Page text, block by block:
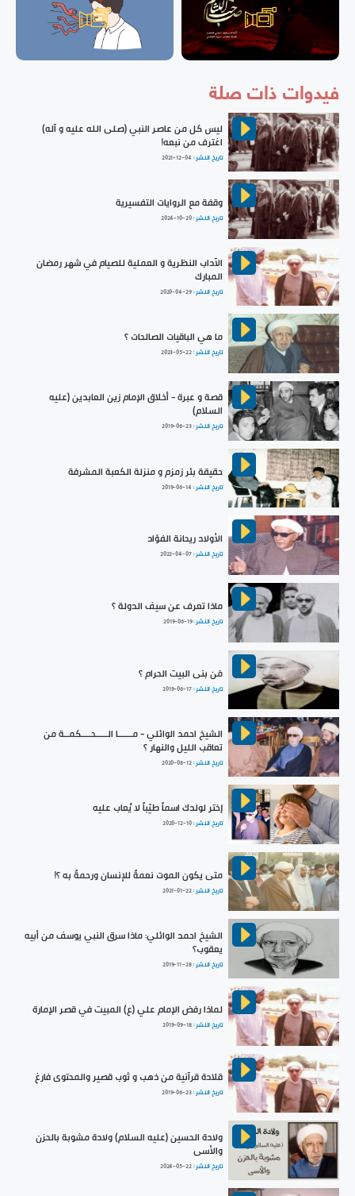
فيدوات ذات صلة
ليس كل من عاصر النبي (صلى الله عليه و آله)
اغترف من نبعه!
تاريخ النشر : 2021-12-04
وقفة مع الروايات التفسيرية
تاريخ النشر :2024-10-20
الآداب النظرية و العملية للصيام في شهر رمضان
المبارك
تاريخ النشر :2020-04-29
ما هي الباقيات الصالحات ؟
تاريخ النشر :2023-05-22
قصة و عبرة - أخلاق الإمام زين العابدين (عليه
السلام)
تاريخ النشر :2019-06-23
حقيقة بئر زمزم و منزلة الكعبة المشرفة
تاريخ النشر : 2019-06-14
الأولاد ريحانة الفؤاد
تاريخ النشر :2022-04-07
ماذا تعرف عن سيف الدولة ؟
تاريخ النشر :2019-06-19
مَن بنى البيت الحرام ؟
تاريخ النشر :2019-06-17
الشيخ احمد الوائلي - مــــــا الـــــحــــكمــة من
تعاقب الليل والنهار ؟
تاريخ النشر :2020-08-12
إختر لولدك اسماً طيّباً لا يُعاب عليه
تاريخ النشر :2020-12-10
متى يكون الموت نعمةً للإنسان ورحمةً به ؟!
تاريخ النشر :2021-01-22
الشيخ احمد الوائلي: ماذا سرق النبي يوسف من أبيه
يعقوب؟
تاريخ النشر :2019-11-28
لماذا رفض الإمام علي (ع) المبيت في قصر الإمارة
تاريخ النشر :2019-09-18
قلادة قرآنية من ذهب و ثوب قصير والمحتوى فارغ
تاريخ النشر :2019-06-23
ولادة الحسين (عليه السلام) ولادة مشوبة بالحزن
والأسى
تاريخ النشر :2024-05-22